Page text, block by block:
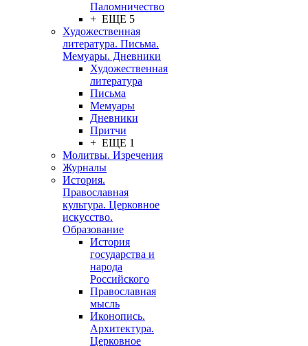
Паломничество
+ ЕЩЕ 5
Художественная
литература. Письма.
Мемуары. Дневники
Художественная
литература
Письма
Мемуары
Дневники
Притчи
+ ЕЩЕ 1
Молитвы. Изречения
Журналы
История.
Православная
культура. Церковное
искусство.
Образование
История
государства и
народа
Российского
Православная
мысль
Иконопись.
Архитектура.
Церковное